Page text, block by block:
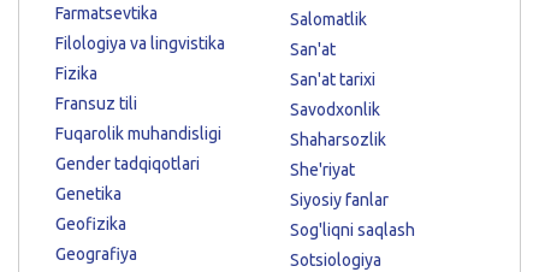
Farmatsevtika
Filologiya va lingvistika
Fizika
Fransuz tili
Fuqarolik muhandisligi
Gender tadqiqotlari
Genetika
Geofizika
Geografiya
Salomatlik
San'at
San'at tarixi
Savodxonlik
Shaharsozlik
She'riyat
Siyosiy fanlar
Sog'liqni saqlash
Sotsiologiya